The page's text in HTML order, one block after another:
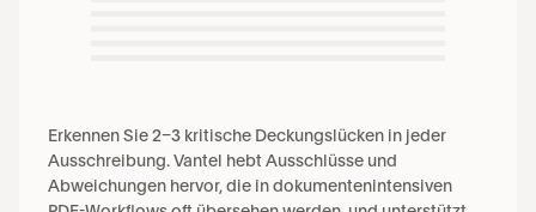
Erkennen Sie 2–3 kritische Deckungslücken in jeder
Ausschreibung. Vantel hebt Ausschlüsse und
Abweichungen hervor, die in dokumentenintensiven